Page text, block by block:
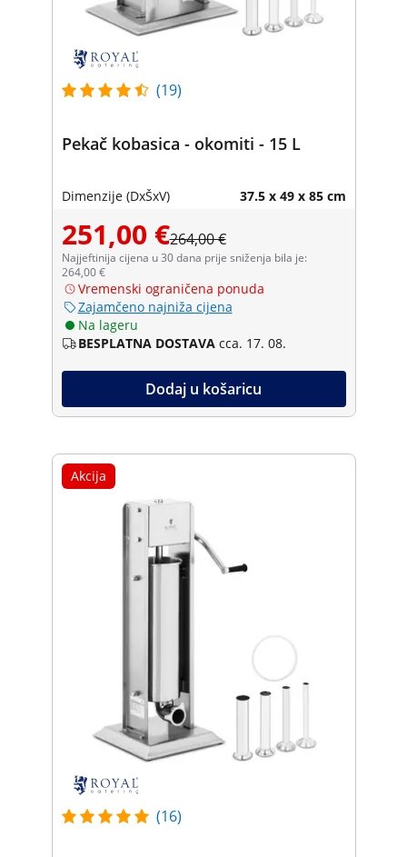
(19)
Pekač kobasica - okomiti - 15 L
Dimenzije (DxŠxV) 37.5 x 49 x 85 cm
251,00 €264,00 €
Najjeftinija cijena u 30 dana prije sniženja bila je:
264,00 €
Vremenski ograničena ponuda
Zajamčeno najniža cijena
Na lageru
BESPLATNA DOSTAVA cca. 17. 08.
Dodaj u košaricu
Akcija
(16)